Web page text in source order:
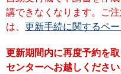
講できなくなります。ご
は、 更新手続に関するペ
更新期間内に再度予約を
センターへお越しください